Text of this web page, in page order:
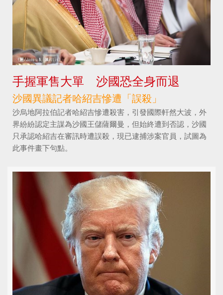
手握軍售大單 沙國恐全身而退
沙國異議記者哈紹吉慘遭「誤殺」
沙烏地阿拉伯記者哈紹吉慘遭殺害，引發國際軒然大波，外
界紛紛認定主謀為沙國王儲薩爾曼，但始終遭到否認，沙國
只承認哈紹吉在審訊時遭誤殺，現已逮捕涉案官員，試圖為
此事件畫下句點。